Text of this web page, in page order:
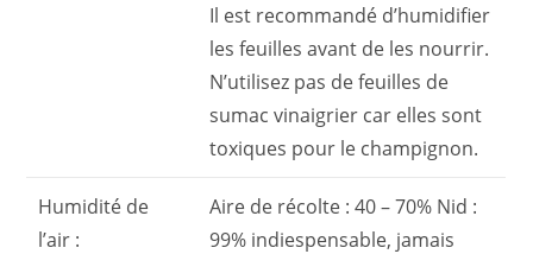
Il est recommandé d’humidifier
les feuilles avant de les nourrir.
N’utilisez pas de feuilles de
sumac vinaigrier car elles sont
toxiques pour le champignon.
Humidité de
l’air :
Aire de récolte : 40 – 70% Nid :
99% indiespensable, jamais